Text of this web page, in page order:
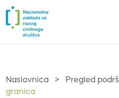
Naslovnica > Pregled
granica